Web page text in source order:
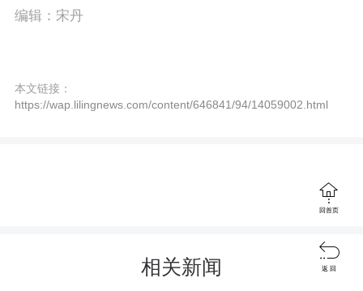
编辑：宋丹
本文链接：
https://wap.lilingnews.com/content/646841/94/14059002.html
相关新闻

回首页

返 回